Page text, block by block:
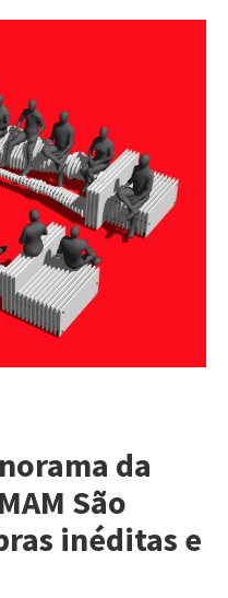
da
São
inéditas e